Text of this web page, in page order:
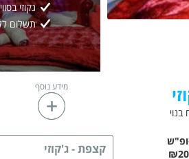
2/12
גקוזי
תשלום
קצפת - ג'קוזי
מידע נוסף